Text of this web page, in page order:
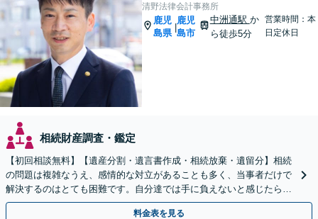
清野法律会計事務所
鹿児
島県
|
鹿児
島市
中洲通駅 か
ら徒歩5分
営業時間：本
日定休日
相続財産調査・鑑定
【初回相談無料】【遺産分割・遺言書作成・相続放棄・遺留分】相続
の問題は複雑なうえ、感情的な対立があることも多く、当事者だけで
解決するのはとても困難です。自分達では手に負えないと感じたら、
お早めにご相談ください。
料金表を見る